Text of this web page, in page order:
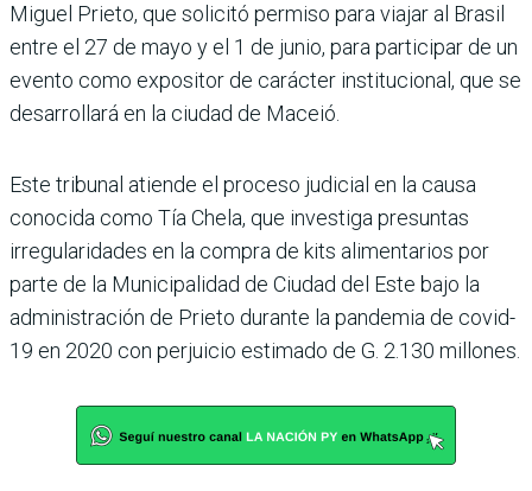
Miguel Prieto, que solicitó permiso para viajar al Bra­sil
entre el 27 de mayo y el 1 de junio, para participar de un
evento como expositor de carácter institucional, que se
desarrollará en la ciudad de Maceió.
Este tribunal atiende el pro­ceso judicial en la causa
cono­cida como Tía Chela, que investiga presuntas
irregu­laridades en la compra de kits alimentarios por
parte de la Municipalidad de Ciudad del Este bajo la
administración de Prieto durante la pande­mia de covid-
19 en 2020 con perjuicio estimado de G. 2.130 millones.